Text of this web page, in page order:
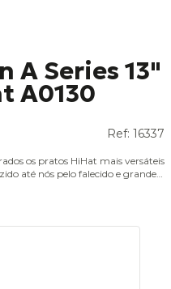
A Series 13"
A0130
Ref: 16337
os pratos HiHat mais versáteis
até nós pelo falecido e grande
de HiHats com uma batida
os fins de stick e som. É
que explode com uma voz